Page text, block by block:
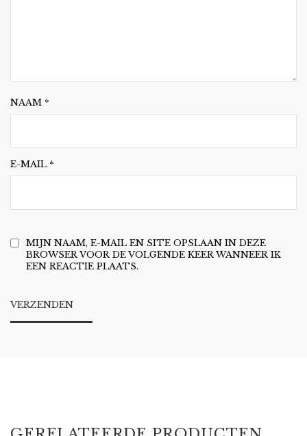
NAAM *
E-MAIL *
MIJN NAAM, E-MAIL EN SITE OPSLAAN IN DEZE
BROWSER VOOR DE VOLGENDE KEER WANNEER IK
EEN REACTIE PLAATS.